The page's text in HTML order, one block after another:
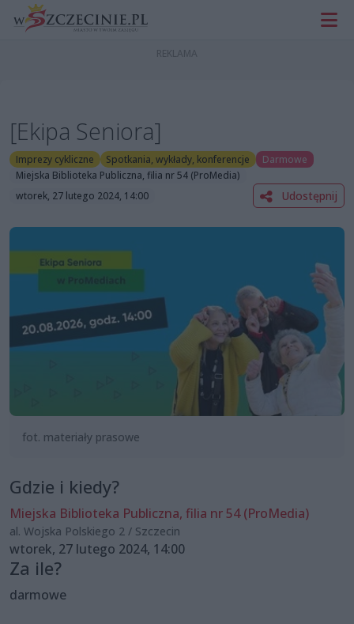
[Ekipa Seniora]
Imprezy cykliczne Spotkania, wykłady, konferencje
Darmowe
Miejska Biblioteka Publiczna, filia nr 54 (ProMedia)
wtorek, 27 lutego 2024, 14:00
Udostępnij
fot. materiały prasowe
Gdzie i kiedy?
Miejska Biblioteka Publiczna, filia nr 54 (ProMedia)
al. Wojska Polskiego 2 / Szczecin
wtorek, 27 lutego 2024, 14:00
Za ile?
darmowe